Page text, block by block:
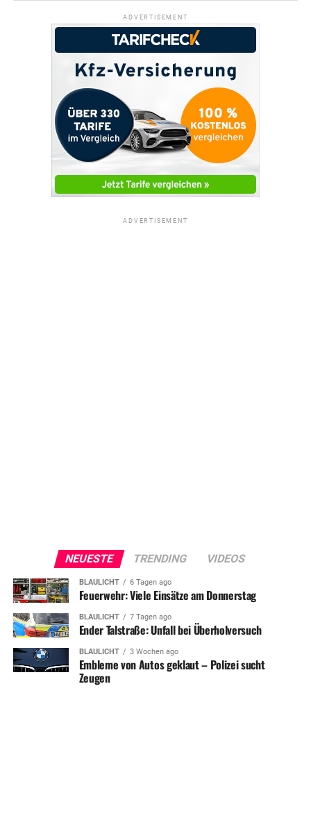
ADVERTISEMENT
ADVERTISEMENT
NEUESTE TRENDING VIDEOS
BLAULICHT 6 Tagen ago
Feuerwehr: Viele Einsätze am Donnerstag
BLAULICHT 7 Tagen ago
Ender Talstraße: Unfall bei Überholversuch
BLAULICHT 3 Wochen ago
Embleme von Autos geklaut – Polizei sucht
Zeugen